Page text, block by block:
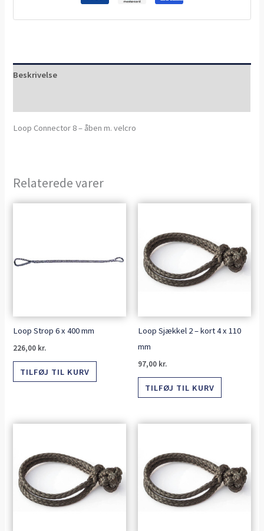
Beskrivelse
Loop Connector 8 – åben m. velcro
Relaterede varer
Loop Strop 6 x 400 mm
226,00 kr.
TILFØJ TIL KURV
Loop Sjækkel 2 – kort 4 x 110
mm
97,00 kr.
TILFØJ TIL KURV